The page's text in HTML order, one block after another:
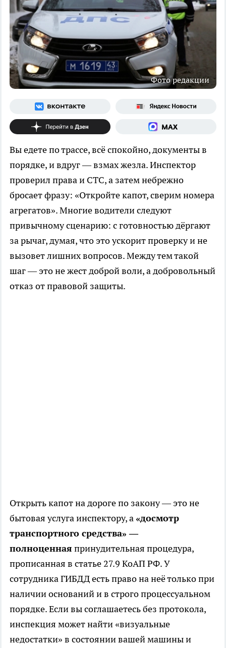
Фото редакции
Вы едете по трассе, всё спокойно, документы в
порядке, и вдруг — взмах жезла. Инспектор
проверил права и СТС, а затем небрежно
бросает фразу: «Откройте капот, сверим номера
агрегатов». Многие водители следуют
привычному сценарию: с готовностью дёргают
за рычаг, думая, что это ускорит проверку и не
вызовет лишних вопросов. Между тем такой
шаг — это не жест доброй воли, а добровольный
отказ от правовой защиты.
Открыть капот на дороге по закону — это не
бытовая услуга инспектору, а «досмотр
транспортного средства» —
полноценная принудительная процедура,
прописанная в статье 27.9 КоАП РФ. У
сотрудника ГИБДД есть право на неё только при
наличии оснований и в строго процессуальном
порядке. Если вы соглашаетесь без протокола,
инспекция может найти «визуальные
недостатки» в состоянии вашей машины и